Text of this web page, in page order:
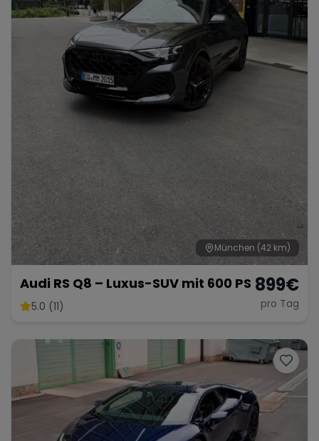
München (42 km)
Audi RS Q8 – Luxus-SUV mit 600 PS
5.0 (11)
899€
pro Tag